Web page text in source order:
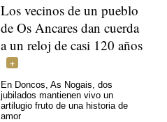
Los vecinos de un pueblo
de Os Ancares dan cuerda
a un reloj de casi 120 años
En Doncos, As Nogais, dos
jubilados mantienen vivo un
artilugio fruto de una historia de
amor